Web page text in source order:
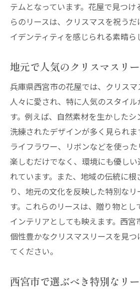
テムとなっています。花屋で見つ
らのリースは、クリスマスを祝う
イデンティティを感じられる素晴ら
地元で人気のクリスマスリ
兵庫県西宮市の花屋では、クリス
人々に愛され、特に人気のスタイ
す。例えば、自然素材を生かした
洗練されたデザインが多く見られ
ライフラワー、リボンなどを使っ
楽しむだけでなく、環境にも優し
れています。また、地域の伝統に
り、地元の文化を反映した特別な
す。これらのリースは、贈り物とし
インテリアとしても映えます。西
個性豊かなクリスマスリースを見
てください。
西宮市で選ぶべき特別なリ